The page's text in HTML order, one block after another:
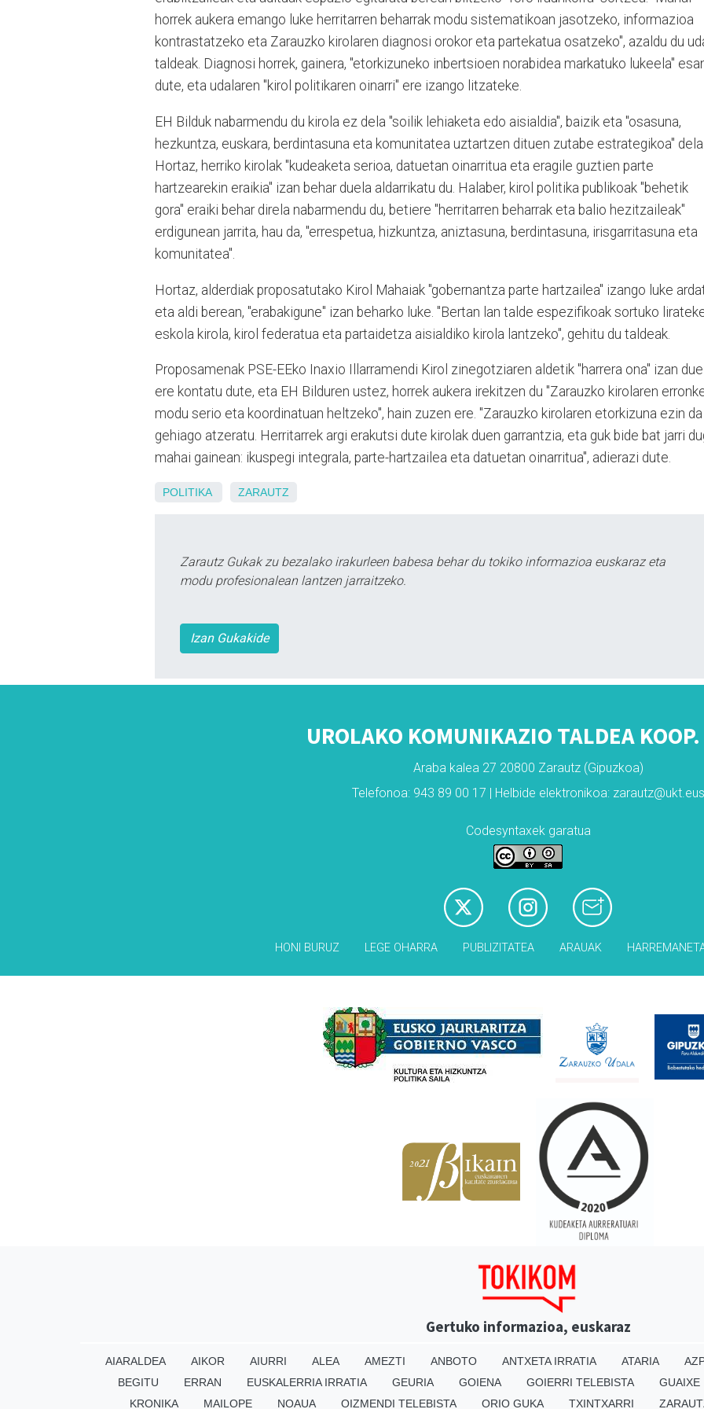
horrek aukera emango luke herritarren beharrak modu sistematikoan jasotzeko, informazioa
kontrastatzeko eta Zarauzko kirolaren diagnosi orokor eta partekatua osatzeko", azaldu du
taldeak. Diagnosi horrek, gainera, "etorkizuneko inbertsioen norabidea markatuko lukeela"
dute, eta udalaren "kirol politikaren oinarri" ere izango litzateke.
EH Bilduk nabarmendu du kirola ez dela "soilik lehiaketa edo aisialdia", baizik eta "osasuna,
hezkuntza, euskara, berdintasuna eta komunitatea uztartzen dituen zutabe estrategikoa" dela.
Hortaz, herriko kirolak "kudeaketa serioa, datuetan oinarritua eta eragile guztien parte
hartzearekin eraikia" izan behar duela aldarrikatu du. Halaber, kirol politika publikoak "behetik
gora" eraiki behar direla nabarmendu du, betiere "herritarren beharrak eta balio hezitzaileak"
erdigunean jarrita, hau da, "errespetua, hizkuntza, aniztasuna, berdintasuna, irisgarritasuna eta
komunitatea".
Hortaz, alderdiak proposatutako Kirol Mahaiak "gobernantza parte hartzailea" izango luke
eta aldi berean, "erabakigune" izan beharko luke. "Bertan lan talde espezifikoak sortuko
eskola kirola, kirol federatua eta partaidetza aisialdiko kirola lantzeko", gehitu du taldeak.
Proposamenak PSE-EEko Inaxio Illarramendi Kirol zinegotziaren aldetik "harrera ona" izan
ere kontatu dute, eta EH Bilduren ustez, horrek aukera irekitzen du "Zarauzko kirolaren
modu serio eta koordinatuan heltzeko", hain zuzen ere. "Zarauzko kirolaren etorkizuna ezin da
gehiago atzeratu. Herritarrek argi erakutsi dute kirolak duen garrantzia, eta guk bide bat jarri
mahai gainean: ikuspegi integrala, parte-hartzailea eta datuetan oinarritua", adierazi dute.
POLITIKA ZARAUTZ
Zarautz Gukak zu bezalako irakurleen babesa behar du tokiko informazioa euskaraz eta
modu profesionalean lantzen jarraitzeko.
Izan Gukakide
UROLAKO KOMUNIKAZIO TALDEA
Araba kalea 27 20800 Zarautz (Gipuzkoa)
Telefonoa: 943 89 00 17 | Helbide elektronikoa: zarautz@ukt.eus
Codesyntaxek garatua
HONI BURUZ LEGE OHARRA PUBLIZITATEA ARAUAK
Gertuko informazioa, euskaraz
AIARALDEA AIKOR AIURRI ALEA AMEZTI ANBOTO ANTXETA IRRATIA ATARIA
BEGITU
ERRAN EUSKALERRIA IRRATIA GEURIA GOIENA GOIERRI TELEBISTA GUAIXE
KRONIKA
MAILOPE NOAUA OIZMENDI TELEBISTA ORIO GUKA TXINTXARRI